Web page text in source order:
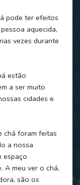
pode ter efeitos
aquecida,
vezes durante
estão
a ser muito
cidades e
chá foram feitas
a nossa
espaço
A meu ver o chá,
são os